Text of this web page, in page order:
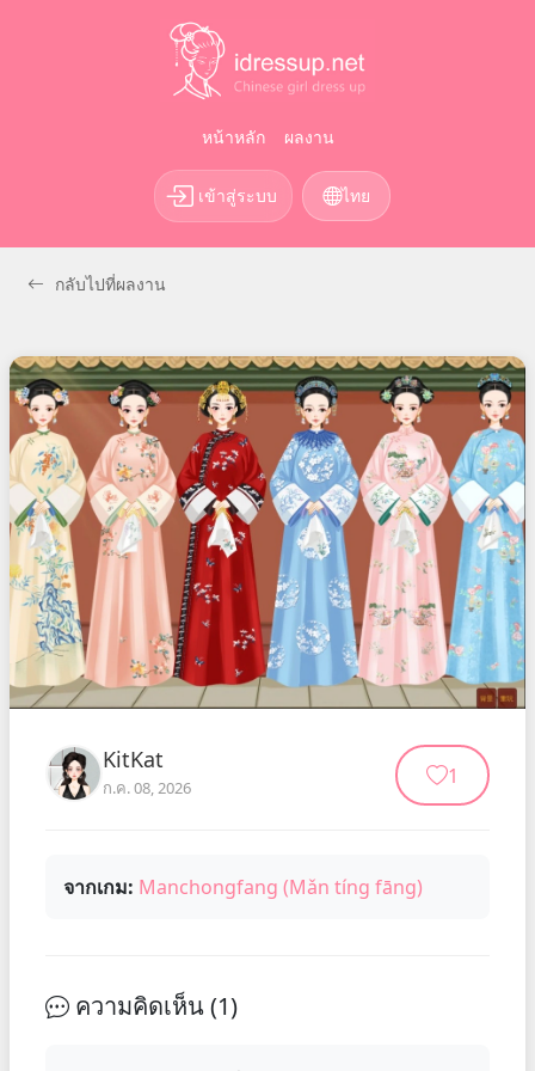
หน้าหลัก ผลงาน
เข้าสู่ระบบ ไทย
กลับไปที่ผลงาน
KitKat
ก.ค. 08, 2026 1
จากเกม: Manchongfang (Mǎn tíng fāng)
ความคิดเห็น (1)